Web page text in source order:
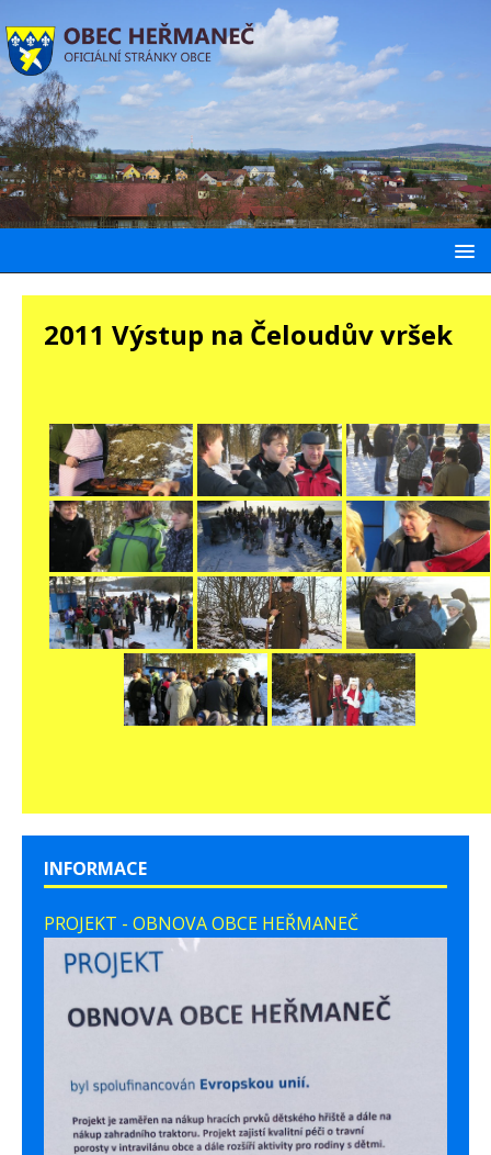
2011 Výstup na Čeloudův vršek
INFORMACE
PROJEKT - OBNOVA OBCE HEŘMANEČ